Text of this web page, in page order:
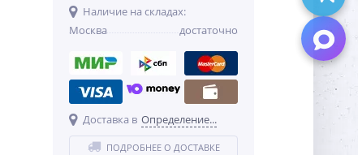
Наличие на складах:
Москва
достаточно
Доставка в Определение...
ПОДРОБНЕЕ О ДОСТАВКЕ